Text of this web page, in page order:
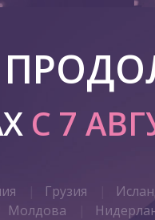
С 7
Грузия
Молдова